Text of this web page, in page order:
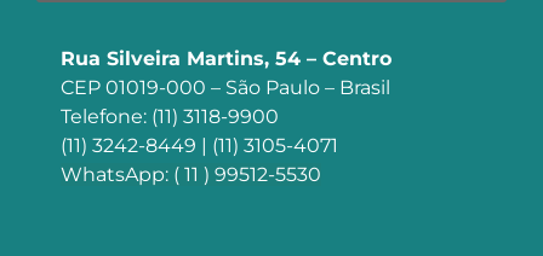
Rua Silveira Martins, 54 – Centro
CEP 01019-000 – São Paulo – Brasil
Telefone: (11) 3118-9900
(11) 3242-8449 | (11) 3105-4071
WhatsApp: ( 11 ) 99512-5530